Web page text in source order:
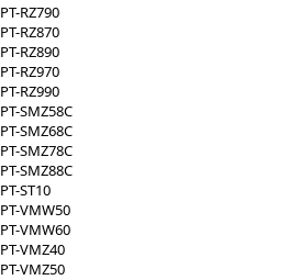
PT-RZ790
PT-RZ870
PT-RZ890
PT-RZ970
PT-RZ990
PT-SMZ58C
PT-SMZ68C
PT-SMZ78C
PT-SMZ88C
PT-ST10
PT-VMW50
PT-VMW60
PT-VMZ40
PT-VMZ50